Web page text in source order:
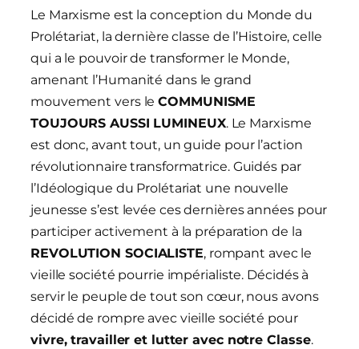
Le Marxisme est la conception du Monde du
Prolétariat, la dernière classe de l’Histoire, celle
qui a le pouvoir de transformer le Monde,
amenant l’Humanité dans le grand
mouvement vers leCOMMUNISME
TOUJOURS AUSSI LUMINEUX. Le Marxisme
est donc, avant tout, un guide pour l’action
révolutionnaire transformatrice. Guidés par
l’Idéologique du Prolétariat une nouvelle
jeunesse s’est levée ces dernières années pour
participer activement à la préparation de la
REVOLUTION SOCIALISTE, rompant avec le
vieille société pourrie impérialiste. Décidés à
servir le peuple de tout son cœur, nous avons
décidé de rompre avec vieille société pour
vivre, travailler et lutter avec notre Classe.